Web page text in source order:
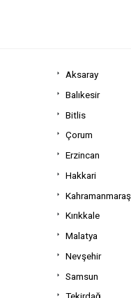
Aksaray
Balıkesir
Bitlis
Çorum
Erzincan
Hakkari
Kahramanmaraş
Kırıkkale
Malatya
Nevşehir
Samsun